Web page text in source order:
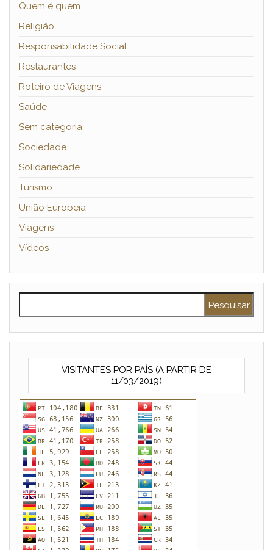
Quem é quem…
Religião
Responsabilidade Social
Restaurantes
Roteiro de Viagens
Saúde
Sem categoria
Sociedade
Solidariedade
Turismo
União Europeia
Viagens
Vídeos
VISITANTES POR PAÍS (A PARTIR DE
11/03/2019)